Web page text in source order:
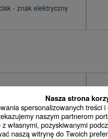
Nasza strona
spersonalizowanych treści
naszym partnerom
własnymi, pozyskiwanymi
naszą witrynę do Twoich
- znak elektryczny